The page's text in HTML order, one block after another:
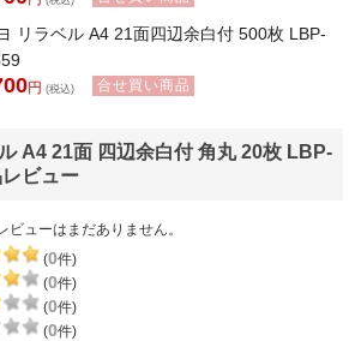
リラベル A4 21面四辺余白付 500枚 LBP-
円 (税込) 合せ買い商品
A4 21面 四辺余白付 角丸 20枚 LBP-
ビュー
ビューはまだありません。
(0件)
(0件)
(0件)
(0件)